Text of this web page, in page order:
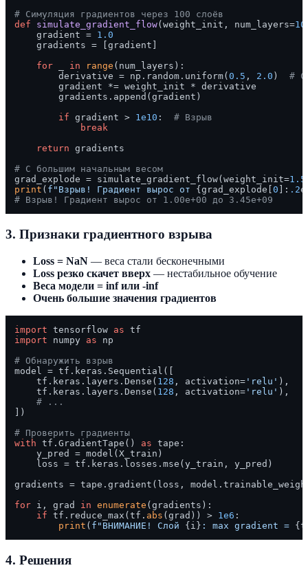
# Симуляция градиентов через 100 слоёв
def
simulate_gradient_flow( weight_init, num_layers=
    gradient =
1.0
    gradients = [gradient]
for
in range (num_layers):
        derivative = np.random.uniform(
0.5 , 2.0 ) #
        gradient *= weight_init * derivative
        gradients.append(gradient)
if gradient > 1e10 : # Взрыв
break
return gradients
# С большим начальным весом
grad_explode = simulate_gradient_flow(weight_init=1.5
print ( f"Взрыв! Градиент вырос от {grad_explode[ 0 ]: .2
# Взрыв! Градиент вырос от 1.00e+00 до 3.45e+09
3. Признаки градиентного взрыва
Loss = NaN — веса стали бесконечными
Loss резко скачет вверх — нестабильное обучение
Веса модели = inf или -inf
Очень большие значения градиентов
import tensorflow as
import numpy as np
# Обнаружить взрыв
model = tf.keras.Sequential([
    tf.keras.layers.Dense(
128 , activation= 'relu' ),
    tf.keras.layers.Dense(
128 , activation= 'relu' ),
# ...
])
# Проверить градиенты
with tf.GradientTape() as tape:
    y_pred = model(X_train)
    loss = tf.keras.losses.mse(y_train, y_pred)
gradients = tape.gradient(loss,
for i, grad in enumerate (gradients):
if tf.reduce_max(tf. abs (grad)) > 1e6 :
print ( f"ВНИМАНИЕ! Слой {i} : max gradient =
4. Решения